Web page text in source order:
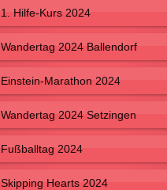
1. Hilfe-Kurs 2024
Wandertag 2024 Ballendorf
Einstein-Marathon 2024
Wandertag 2024 Setzingen
Fußballtag 2024
Skipping Hearts 2024